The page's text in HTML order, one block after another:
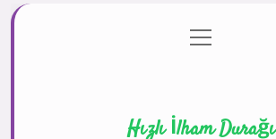
Gizlilik Politikası
menüyü
aç
Hızlı İlham Durağı